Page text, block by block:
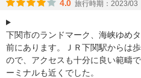
4.0 旅行時期：2023/03
下関市のランドマーク、海峡ゆめ
前にあります。ＪＲ下関駅からは
ので、アクセスも十分に良い範疇
ーミナルも近くでした。